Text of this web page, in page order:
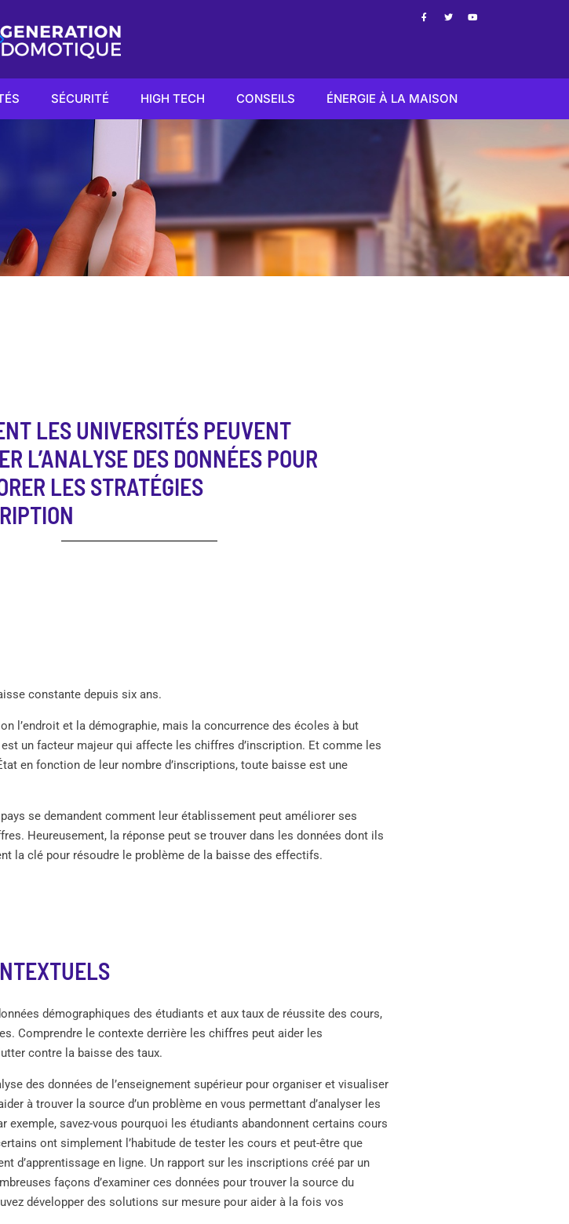
SÉCURITÉ HIGH TECH CONSEILS ÉNERGIE À LA MAISON
LES UNIVERSITÉS PEUVENT
L’ANALYSE DES DONNÉES POUR
LES STRATÉGIES
constante depuis six ans.
l’endroit et la démographie, mais la concurrence des écoles à but
un facteur majeur qui affecte les chiffres d’inscription. Et comme les
en fonction de leur nombre d’inscriptions, toute baisse est une
se demandent comment leur établissement peut améliorer ses
Heureusement, la réponse peut se trouver dans les données dont ils
la clé pour résoudre le problème de la baisse des effectifs.
démographiques des étudiants et aux taux de réussite des cours,
Comprendre le contexte derrière les chiffres peut aider les
contre la baisse des taux.
des données de l’enseignement supérieur pour organiser et visualiser
à trouver la source d’un problème en vous permettant d’analyser les
exemple, savez-vous pourquoi les étudiants abandonnent certains cours
ont simplement l’habitude de tester les cours et peut-être que
d’apprentissage en ligne. Un rapport sur les inscriptions créé par un
façons d’examiner ces données pour trouver la source du
développer des solutions sur mesure pour aider à la fois vos